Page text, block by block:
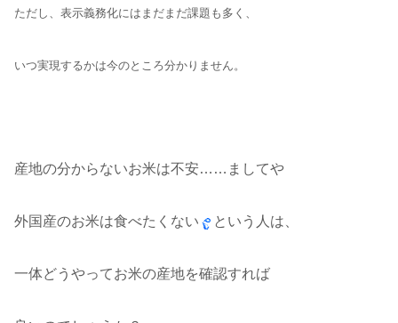
ただし、表示義務化にはまだまだ課題も多く、
いつ実現するかは今のところ分かりません。
産地の分からないお米は不安……ましてや
外国産のお米は食べたくない という人は、
一体どうやってお米の産地を確認すれば